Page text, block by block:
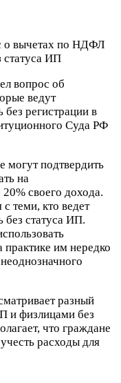
вопрос об
ведут
регистрации в
Суда РФ
могут подтвердить
на
своего дохода.
теми, кто ведет
без статуса ИП.
им нередко
разный
и физлицами без
что граждане
расходы для